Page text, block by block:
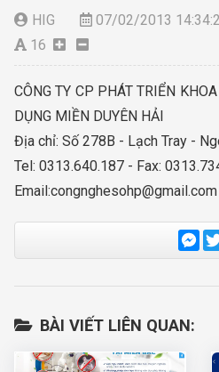
HIG 07/02/2013
16
CÔNG TY CP PHÁT TRIỂN
DỤNG MIỀN DUYÊN HẢI
Địa chỉ: Số 278B - Lạch Tray -
Tel: 0313.640.187 - Fax:
Email:congnghesohp@gmail.com
BÀI VIẾT LIÊN QUAN: